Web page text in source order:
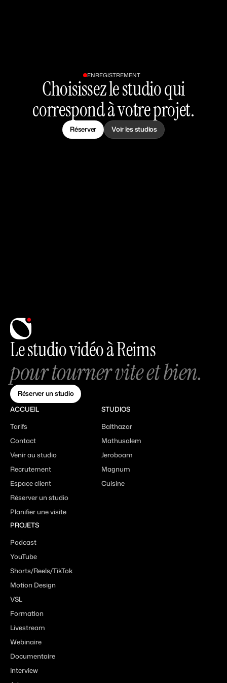
ENREGISTREMENT
Choisissez le studio qui
correspond à votre projet.
Réserver Voir les studios
Le studio vidéo à Reims
pour tourner vite et bien.
Réserver un studio
ACCUEIL
Tarifs
Contact
Venir au studio
Recrutement
Espace client
Réserver un studio
Planifier une visite
STUDIOS
Balthazar
Mathusalem
Jeroboam
Magnum
Cuisine
PROJETS
Podcast
YouTube
Shorts/Reels/TikTok
Motion Design
VSL
Formation
Livestream
Webinaire
Documentaire
Interview